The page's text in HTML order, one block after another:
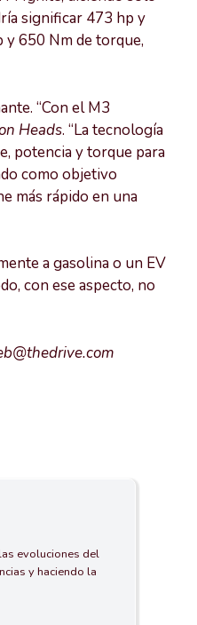
significar 473 hp y
y 650 Nm de torque,
“Con el M3
Heads. “La tecnología
potencia y torque para
como objetivo
más rápido en una
a gasolina o un EV
con ese aspecto, no
evoluciones del
y haciendo la